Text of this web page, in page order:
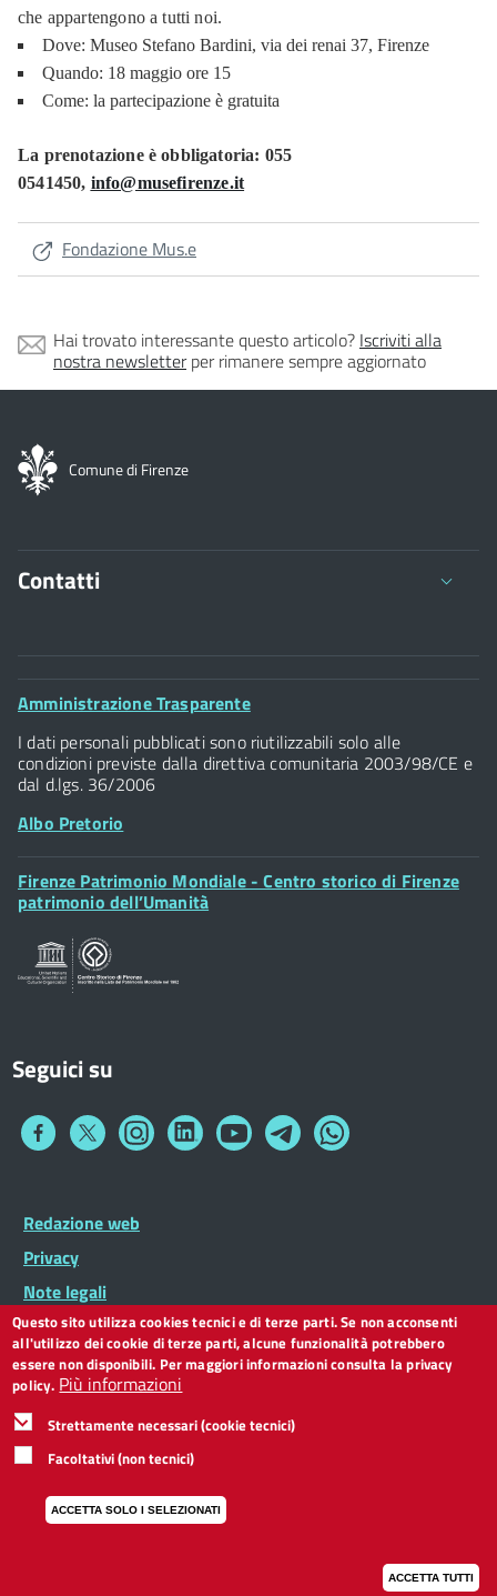
che appartengono a tutti noi.
Dove: Museo Stefano Bardini, via dei renai 37, Firenze
Quando: 18 maggio ore 15
Come: la partecipazione è gratuita
La prenotazione è obbligatoria: 055
0541450, info@musefirenze.it
Fondazione Mus.e
Hai trovato interessante questo articolo? Iscriviti alla
nostra newsletterper rimanere sempre aggiornato
Comune di Firenze
Contatti
Comune di Firenze
Palazzo Vecchio
Piazza della Signoria - 50122, Firenze
P.IVA 01307110484
Posta Elettronica Certificata
Footer
Amministrazione Trasparente
I dati personali pubblicati sono riutilizzabili solo alle
condizioni previste dalla direttiva comunitaria 2003/98/CE e
dal d.lgs. 36/2006
Albo Pretorio
Footer
Widget
Firenze Patrimonio Mondiale - Centro storico di Firenze
patrimonio dell’Umanità
Seguici su
Collegamento
Collegamento
a
Collegamento
a
Collegamento
a
Collegamento
a
Collegamento
a
Collegamento
a
Footer
Widget
Footer
menu
Redazione web
Privacy
Note legali
Dichiarazione di accessibilità
CC BY 3.0 IT
Questo sito utilizza cookies tecnici e di terze parti. Se non acconsenti
all'utilizzo dei cookie di terze parti, alcune funzionalità potrebbero
essere non disponibili. Per maggiori informazioni consulta la privacy
policy. Più informazioni
Strettamente necessari (cookie tecnici)
Facoltativi (non tecnici)
ACCETTA SOLO I SELEZIONATI
ACCETTA TUTTI